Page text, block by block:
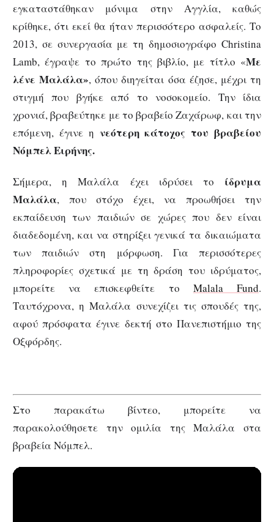
εγκαταστάθηκαν μόνιμα στην Αγγλία, καθώς
κρίθηκε, ότι εκεί θα ήταν περισσότερο ασφαλείς. Το
2013, σε συνεργασία με τη δημοσιογράφο Christina
Lamb, έγραψε το πρώτο της βιβλίο, με τίτλο «Με
λένε Μαλάλα», όπου διηγείται όσα έζησε, μέχρι τη
στιγμή που βγήκε από το νοσοκομείο. Την ίδια
χρονιά, βραβεύτηκε με το βραβείο Ζαχάρωφ, και την
επόμενη, έγινε η νεότερη κάτοχος του βραβείου
Νόμπελ Ειρήνης.
Σήμερα, η Μαλάλα έχει ιδρύσει το ίδρυμα
Μαλάλα, που στόχο έχει, να προωθήσει την
εκπαίδευση των παιδιών σε χώρες που δεν είναι
διαδεδομένη, και να στηρίξει γενικά τα δικαιώματα
των παιδιών στη μόρφωση. Για περισσότερες
πληροφορίες σχετικά με τη δράση του ιδρύματος,
μπορείτε να επισκεφθείτε το Malala Fund.
Ταυτόχρονα, η Μαλάλα συνεχίζει τις σπουδές της,
αφού πρόσφατα έγινε δεκτή στο Πανεπιστήμιο της
Οξφόρδης.
Στο παρακάτω βίντεο, μπορείτε να
παρακολούθησετε την ομιλία της Μαλάλα στα
βραβεία Νόμπελ.